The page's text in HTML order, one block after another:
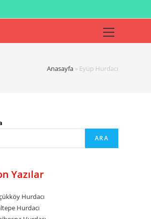
Anasayfa» Eyüp Hurdacı
ARA
Yazılar
Hurdacı
Hurdacı